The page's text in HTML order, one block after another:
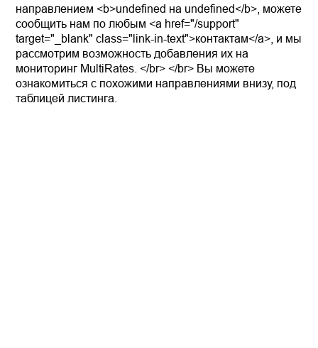
направлением <b>undefined на undefined</b>, можете
сообщить нам по любым <a href="/support"
target="_blank" class="link-in-text">контактам</a>, и мы
рассмотрим возможность добавления их на
мониторинг MultiRates. </br> </br> Вы можете
ознакомиться с похожими направлениями внизу, под
таблицей листинга.